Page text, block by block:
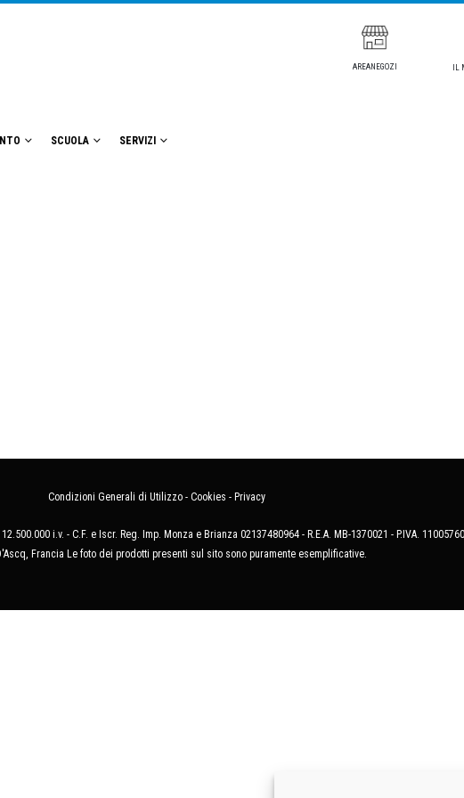
AREANEGOZI IL
SCUOLA SERVIZI
Condizioni Generali di Utilizzo - Cookies - Privacy
i.v. - C.F. e Iscr. Reg. Imp. Monza e Brianza 02137480964 - R.E.A. MB-1370021 - P.IVA.
Francia Le foto dei prodotti presenti sul sito sono puramente esemplificative.